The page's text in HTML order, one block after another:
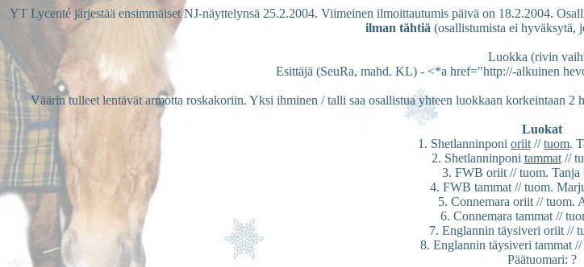
YT Lycenté järjestää ensimmäiset NJ-näyttelynsä 25.2.2004. Viimeinen ilmoittautumis päivä on 18.2.2004.
ilman tähtiä (osallistumista ei hyväksytä,
Luokka (rivin
Esittäjä (SeuRa, mahd. KL) - <*a href="http://-alkuinen
Väärin tulleet lentävät armotta roskakoriin. Yksi ihminen / talli saa osallistua yhteen luokkaan korkeintaan
Luokat
1. Shetlanninponi oriit //tuom.
2. Shetlanninponi tammat//
3. FWB oriit // tuom. Tanja
4. FWB tammat // tuom.
5. Connemara oriit // tuom.
6. Connemara tammat //
7. Englannin täysiveri oriit //
8. Englannin täysiveri tammat
Päätuomari: ?